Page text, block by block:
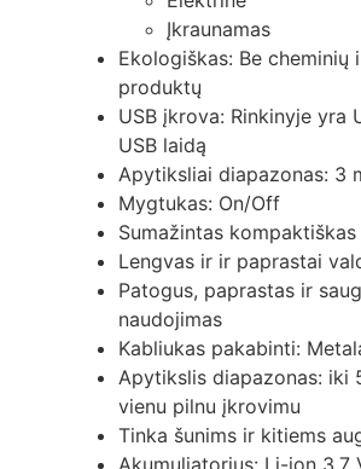
Įkraunamas
Ekologiškas: Be cheminių
produktų
USB įkrova: Rinkinyje yra
USB laidą
Apytiksliai diapazonas: 3
Mygtukas: On/Off
Sumažintas
Lengvas ir ir paprastai
Patogus, paprastas ir
naudojimas
Kabliukas pakabinti:
Apytikslis diapazonas: iki
vienu pilnu įkrovimu
Tinka šunims ir kitiems